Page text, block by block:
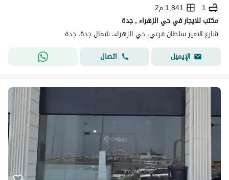
1
1,841 م2
مكتب للايجار في حي الزهراء , جدة
شارع الامير سلطان فرعي، حي الزهراء، شمال جدة، جدة
الإيميل
اتصال